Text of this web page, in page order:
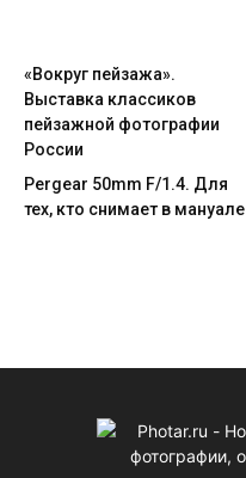
«Вокруг пейзажа».
Выставка классиков
пейзажной фотографии
России
Pergear 50mm F/1.4. Для
тех, кто снимает в мануале